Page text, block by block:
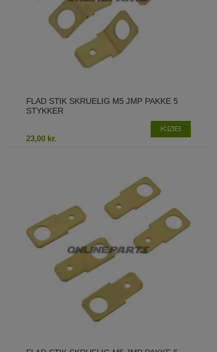
FLAD STIK SKRUELIG M5 JMP PAKKE 5
STYKKER
23,00 kr.
KØB